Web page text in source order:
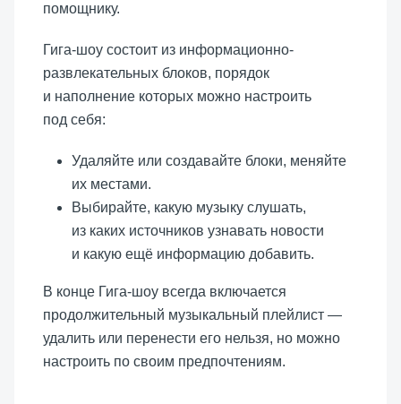
помощнику.
Гига-шоу состоит из информационно-
развлекательных блоков, порядок
и наполнение которых можно настроить
под себя:
Удаляйте или создавайте блоки, меняйте
их местами.
Выбирайте, какую музыку слушать,
из каких источников узнавать новости
и какую ещё информацию добавить.
В конце Гига-шоу всегда включается
продолжительный музыкальный плейлист —
удалить или перенести его нельзя, но можно
настроить по своим предпочтениям.